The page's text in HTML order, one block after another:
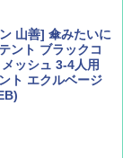
年9月号【特
して！
・移動から読み
山善] 傘みたいに
ント ブラックコ
ッシュ 3-4人用
ト エクルベージ